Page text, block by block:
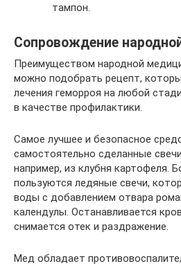
тампон.
Сопровождение
Преимуществом народной
можно подобрать рецепт,
лечения геморроя на любой
в качестве профилактики.
Самое лучшее и безопасное
самостоятельно сделанные
например, из клубня картофеля.
пользуются ледяные свечи,
воды с добавлением отвара
календулы. Останавливается
снимается отек и раздражение.
Мед обладает